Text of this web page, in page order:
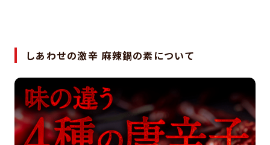
しあわせの激辛 麻辣鍋の素について